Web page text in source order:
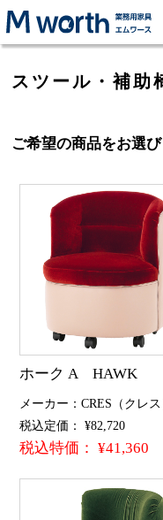
スツール・補助
ご希望の商品をお選
ホーク A HAWK
メーカー：CRES（クレス
税込定価： ¥82,720
税込特価： ¥41,360